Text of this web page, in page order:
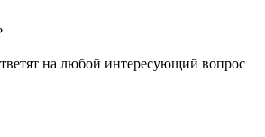
на любой интересующий вопрос